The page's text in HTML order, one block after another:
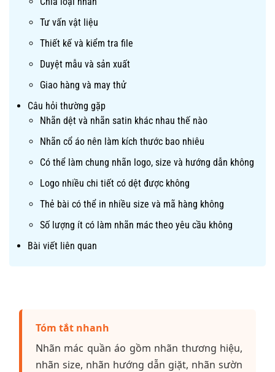
Tư vấn vật liệu
Thiết kế và kiểm tra file
Duyệt mẫu và sản xuất
Giao hàng và may thử
Câu hỏi thường gặp
Nhãn dệt và nhãn satin khác nhau thế nào
Nhãn cổ áo nên làm kích thước bao nhiêu
Có thể làm chung nhãn logo, size và hướng dẫn không
Logo nhiều chi tiết có dệt được không
Thẻ bài có thể in nhiều size và mã hàng không
Số lượng ít có làm nhãn mác theo yêu cầu không
Bài viết liên quan
Tóm tắt nhanh
Nhãn mác quần áo gồm nhãn thương hiệu,
nhãn size, nhãn hướng dẫn giặt, nhãn sườn